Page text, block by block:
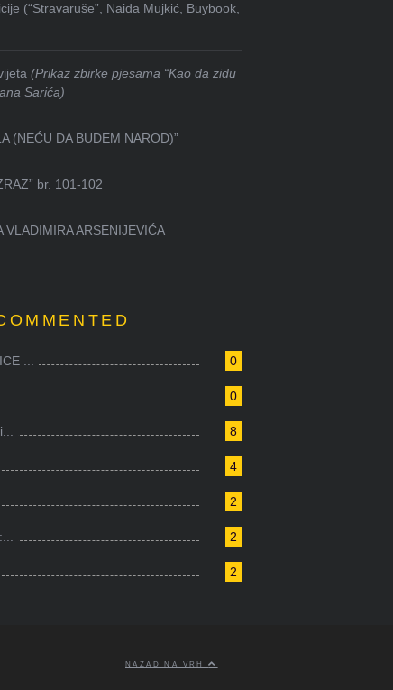
(“Stravaruše”, Naida Mujkić, Buybook,
(Prikaz zbirke pjesama “Kao da zidu
Sarića)
(NEĆU DA BUDEM NAROD)”
br. 101-102
VLADIMIRA ARSENIJEVIĆA
0
...
0
8
4
2
2
2
NAZAD NA VRH